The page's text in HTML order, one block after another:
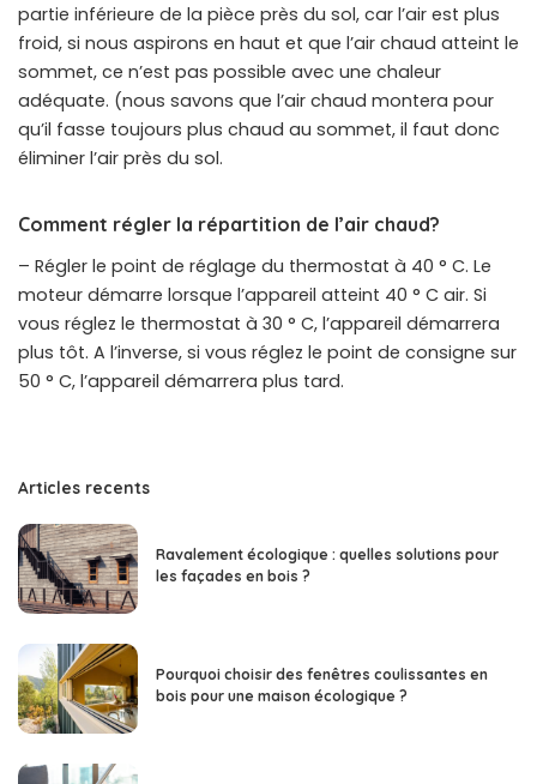
partie inférieure de la pièce près du sol, car l’air est plus
froid, si nous aspirons en haut et que l’air chaud atteint le
sommet, ce n’est pas possible avec une chaleur
adéquate. (nous savons que l’air chaud montera pour
qu’il fasse toujours plus chaud au sommet, il faut donc
éliminer l’air près du sol.
Comment régler la répartition de l’air chaud?
– Régler le point de réglage du thermostat à 40 ° C. Le
moteur démarre lorsque l’appareil atteint 40 ° C air. Si
vous réglez le thermostat à 30 ° C, l’appareil démarrera
plus tôt. A l’inverse, si vous réglez le point de consigne sur
50 ° C, l’appareil démarrera plus tard.
Articles recents
Ravalement écologique : quelles solutions pour
les façades en bois ?
Pourquoi choisir des fenêtres coulissantes en
bois pour une maison écologique ?